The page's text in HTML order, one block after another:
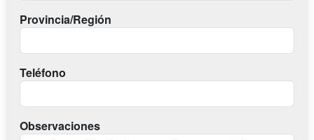
Provincia/Región
Teléfono
Observaciones